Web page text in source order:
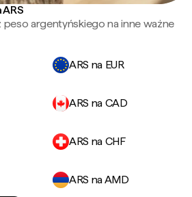
peso argentyńskiego na inne ważne
ARS na EUR
ARS na CAD
ARS na CHF
ARS na AMD